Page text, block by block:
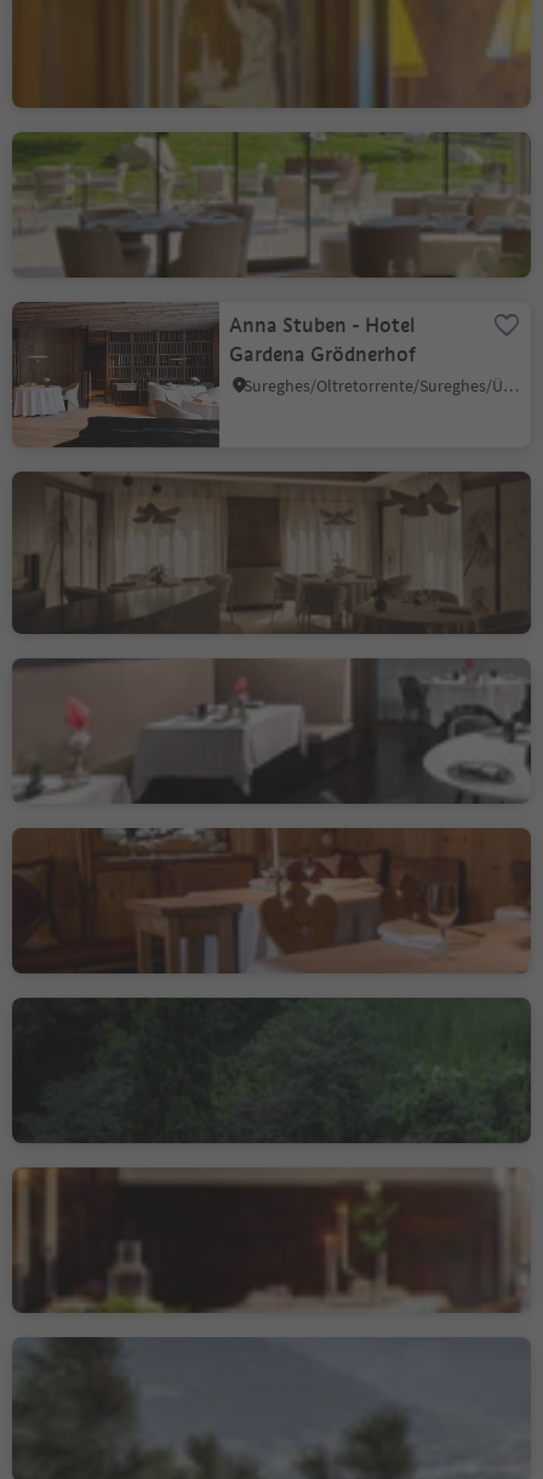
Restaurant Porcino
Badia/Badia, Badia, Dolomites Region Alta Badia
Anna Stuben - Hotel
Gardena Grödnerhof
Sureghes/Oltretorrente/Sureghes/Überwasser, Urtijëi/Ortisei, Dolomites Region Val Gardena
Johannesstube - engel
gourmet&spa
Duurzaamheidsniveau 3
Alpenroyal Gourmet
Selva/Sëlva/Wolkenstein/Sëlva, Sëlva/Selva di Val Gardena, Dolomites Region Val Gardena
Suinsom
Restaurant Sissi
Gourmetstube Einhorn -
Romantik Hotel Stafler